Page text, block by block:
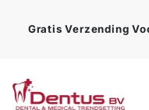
Gratis Verzending